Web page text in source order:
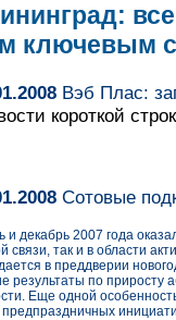
ключевым
Вэб Плас:
короткой
Сотовые
и декабрь 2007 года
связи, так и в области
в преддверии
результаты по приросту
Еще одной
предпраздничных